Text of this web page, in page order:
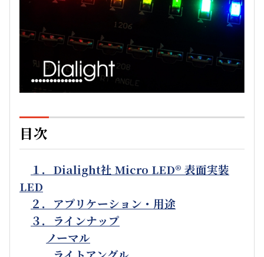
目次
１．Dialight社 Micro LED® 表面実装
LED
２．アプリケーション・用途
３．ラインナップ
ノーマル